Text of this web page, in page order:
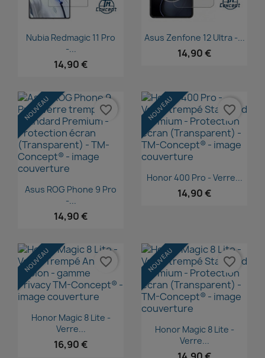
Aperçu rapide
Nubia Redmagic 11 Pro
-...
14,90 €
Aperçu rapide
Asus Zenfone 12 Ultra -...
14,90 €
 Aperçu rapide
Asus ROG Phone 9 Pro
-...
14,90 €
NOUVEAU favorite_border
Aperçu rapide
Honor 400 Pro - Verre...
14,90 €
NOUVEAU favorite_border
Aperçu rapide
Honor Magic 8 Lite -
Verre...
16,90 €
NOUVEAU favorite_border
Aperçu rapide
Honor Magic 8 Lite -
Verre...
NOUVEAU favorite_border